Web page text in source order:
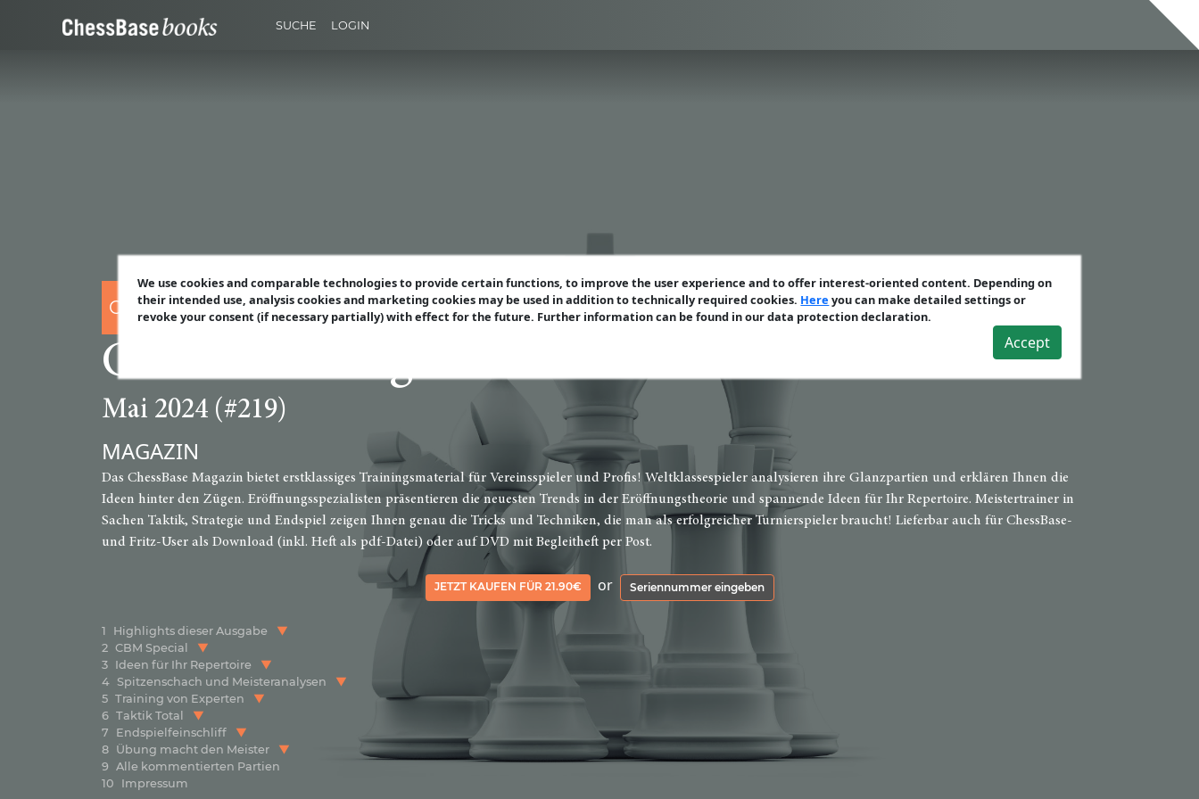
SUCHE LOGIN
We use cookies and comparable technologies to provide certain functions, to improve the user experience and to offer interest-oriented content. Depending on
their intended use, analysis cookies and marketing cookies may be used in addition to technically required cookies. Here you can make detailed settings or
revoke your consent (if necessary partially) with effect for the future. Further information can be found in our data protection declaration.
Accept
CHESSBASE
ChessBase Magazin
Mai 2024 (#219)
MAGAZIN
Das ChessBase Magazin bietet erstklassiges Trainingsmaterial für Vereinsspieler und Profis! Weltklassespieler analysieren ihre Glanzpartien und erklären Ihnen die
Ideen hinter den Zügen. Eröffnungsspezialisten präsentieren die neuesten Trends in der Eröffnungstheorie und spannende Ideen für Ihr Repertoire. Meistertrainer in
Sachen Taktik, Strategie und Endspiel zeigen Ihnen genau die Tricks und Techniken, die man als erfolgreicher Turnierspieler braucht! Lieferbar auch für ChessBase-
und Fritz-User als Download (inkl. Heft als pdf-Datei) oder auf DVD mit Begleitheft per Post.
JETZT KAUFEN FÜR 21.90€ or Seriennummer eingeben
1
Highlights dieser Ausgabe
2 CBM Special
3 Ideen für Ihr Repertoire
4 Spitzenschach und Meisteranalysen
5 Training von Experten
6 Taktik Total
7
Endspielfeinschliff
8 Übung macht den Meister
9 Alle kommentierten Partien
10
Impressum